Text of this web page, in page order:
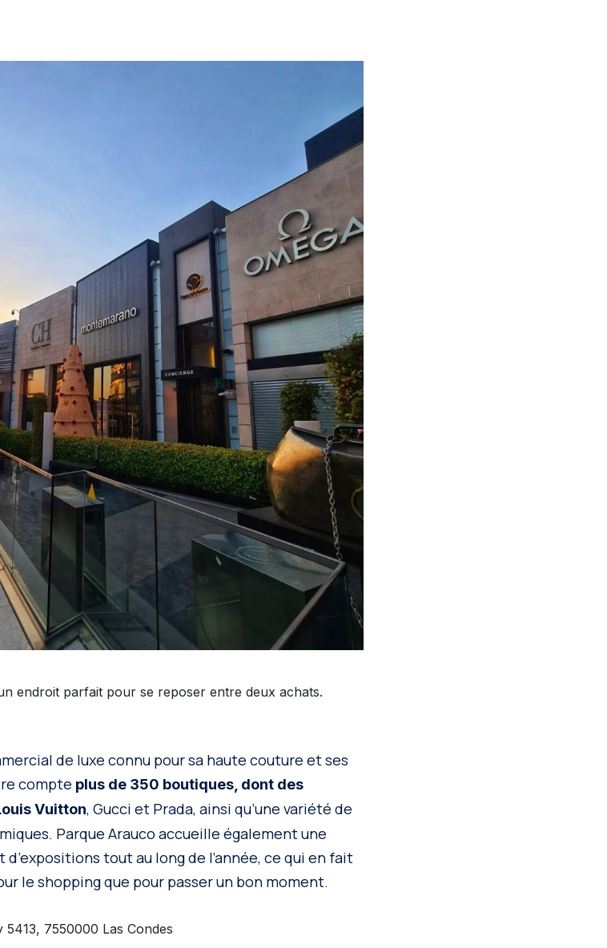
endroit parfait pour se reposer entre deux achats.
de luxe connu pour sa haute couture et ses
compte plus de 350 boutiques, dont des
Vuitton, Gucci et Prada, ainsi qu’une variété de
Parque Arauco accueille également une
tout au long de l’année, ce qui en fait
le shopping que pour passer un bon moment.
5413, 7550000 Las Condes